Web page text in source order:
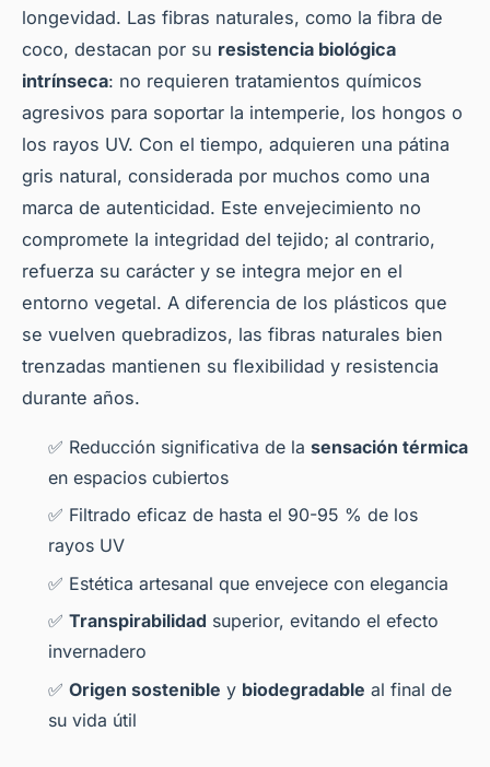
longevidad. Las fibras naturales, como la fibra de
coco, destacan por su resistencia biológica
intrínseca: no requieren tratamientos químicos
agresivos para soportar la intemperie, los hongos o
los rayos UV. Con el tiempo, adquieren una pátina
gris natural, considerada por muchos como una
marca de autenticidad. Este envejecimiento no
compromete la integridad del tejido; al contrario,
refuerza su carácter y se integra mejor en el
entorno vegetal. A diferencia de los plásticos que
se vuelven quebradizos, las fibras naturales bien
trenzadas mantienen su flexibilidad y resistencia
durante años.
✅ Reducción significativa de la sensación térmica
en espacios cubiertos
✅ Filtrado eficaz de hasta el 90-95 % de los
rayos UV
✅ Estética artesanal que envejece con elegancia
✅ Transpirabilidad superior, evitando el efecto
invernadero
✅ Origen sostenible y biodegradable al final de
su vida útil